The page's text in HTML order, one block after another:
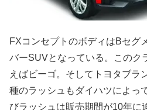
FXコンセプトのボディはBセグ
バーSUVとなっている。このク
えばビーゴ。そしてトヨタブラ
種のラッシュもダイハツによっ
びラッシュは販売期間が10年に